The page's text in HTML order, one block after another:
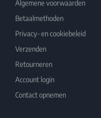
Algemene voorwaarden
Betaalmethoden
Privacy- en cookiebeleid
Verzenden
Retourneren
Account login
Contact opnemen